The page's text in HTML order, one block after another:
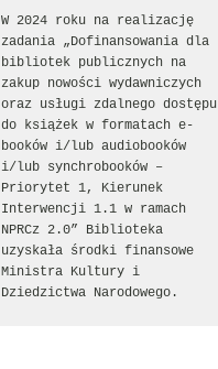
W 2024 roku na realizację
zadania „Dofinansowania dla
bibliotek publicznych na
zakup nowości wydawniczych
oraz usługi zdalnego dostępu
do książek w formatach e-
booków i/lub audiobooków
i/lub synchrobooków –
Priorytet 1, Kierunek
Interwencji 1.1 w ramach
NPRCz 2.0” Biblioteka
uzyskała środki finansowe
Ministra Kultury i
Dziedzictwa Narodowego.